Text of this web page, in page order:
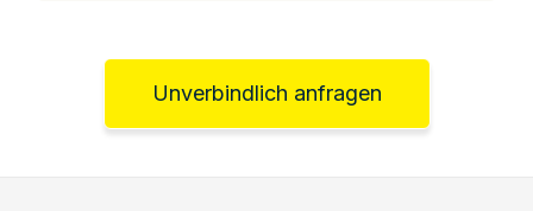
Unverbindlich anfragen